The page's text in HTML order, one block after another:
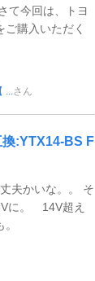
て今回は、トヨ
購入いただく
...さん
:YTX14-BS F
夫かいな。。 そ
に。 14V超え